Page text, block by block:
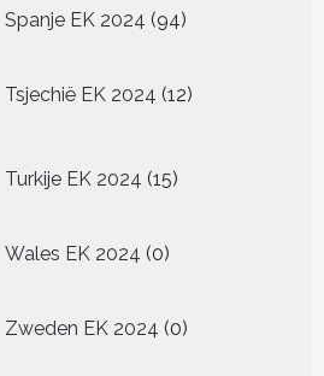
Spanje EK 2024 9494
Tsjechië EK 2024 12
producten
Turkije EK 2024 15
producten
Wales EK 2024 00
Zweden EK 2024 0
producten